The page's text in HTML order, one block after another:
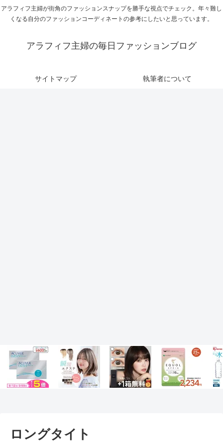
アラフィフ主婦が街角のファッションスナップを勝手な視点でチェック。年々難し
くなる自分のファッションコーディネートの参考にしたいと思っています。
アラフィフ主婦の毎日ファッションブログ
サイトマップ 執筆者について
ロングタイト